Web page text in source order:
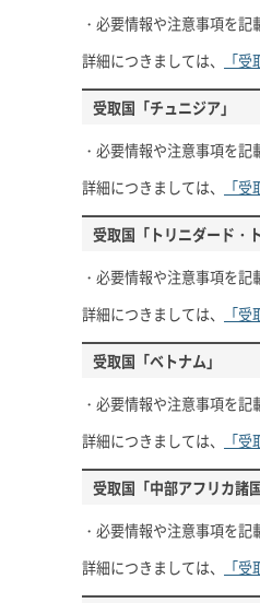
・必要情報や注意事項を
詳細につきましては、
「
受取国「チュニジア」
・必要情報や注意事項を
詳細につきましては、
「
受取国「トリニダード・
・必要情報や注意事項を
詳細につきましては、
「
受取国「ベトナム」
・必要情報や注意事項を
詳細につきましては、
「
受取国「中部アフリカ諸
・必要情報や注意事項を
詳細につきましては、
「